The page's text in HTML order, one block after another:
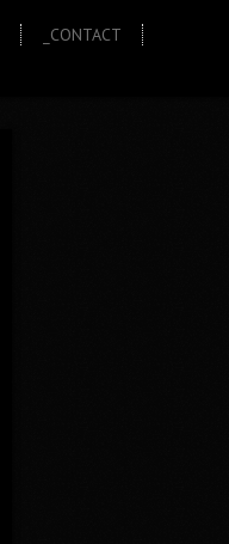
_CONTACT